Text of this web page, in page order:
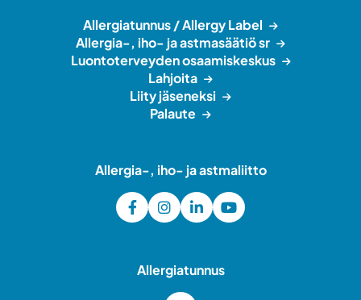
Allergiatunnus / Allergy Label
Allergia-, iho- ja astmasäätiö sr
Luontoterveyden osaamiskeskus
Lahjoita
Liity jäseneksi
Palaute
Allergia-, iho- ja astmaliitto
Allergiatunnus